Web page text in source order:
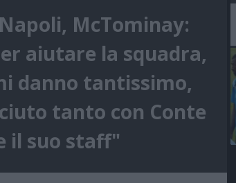
McTominay:
aiutare la squadra,
danno tantissimo,
tanto con Conte
il suo staff"